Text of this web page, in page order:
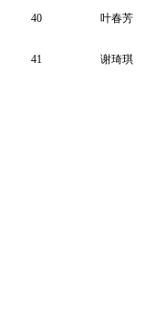
40 叶春芳
41 谢琦琪